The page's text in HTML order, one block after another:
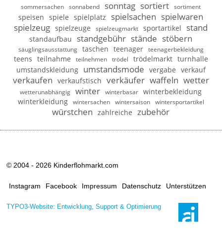
sommersachen sonnabend sonntag sortiert sortiment
speisen spiele spielplatz spielsachen spielwaren
spielzeug spielzeuge spielzeugmarkt sportartikel stand
standaufbau standgebühr stände stöbern
säuglingsausstattung taschen teenager teenagerbekleidung
teens teilnahme teilnehmen trödel trödelmarkt turnhalle
umstandskleidung umstandsmode vergabe verkauf
verkaufen verkaufstisch verkäufer waffeln wetter
wetterunabhängig winter winterbasar
winterbekleidung
winterkleidung
wintersachen wintersaison wintersportartikel
würstchen zahlreiche zubehör
© 2004 - 2026 Kinderflohmarkt.com
Instagram Facebook Impressum Datenschutz Unterstützen
TYPO3-Website: Entwicklung, Support & Optimierung